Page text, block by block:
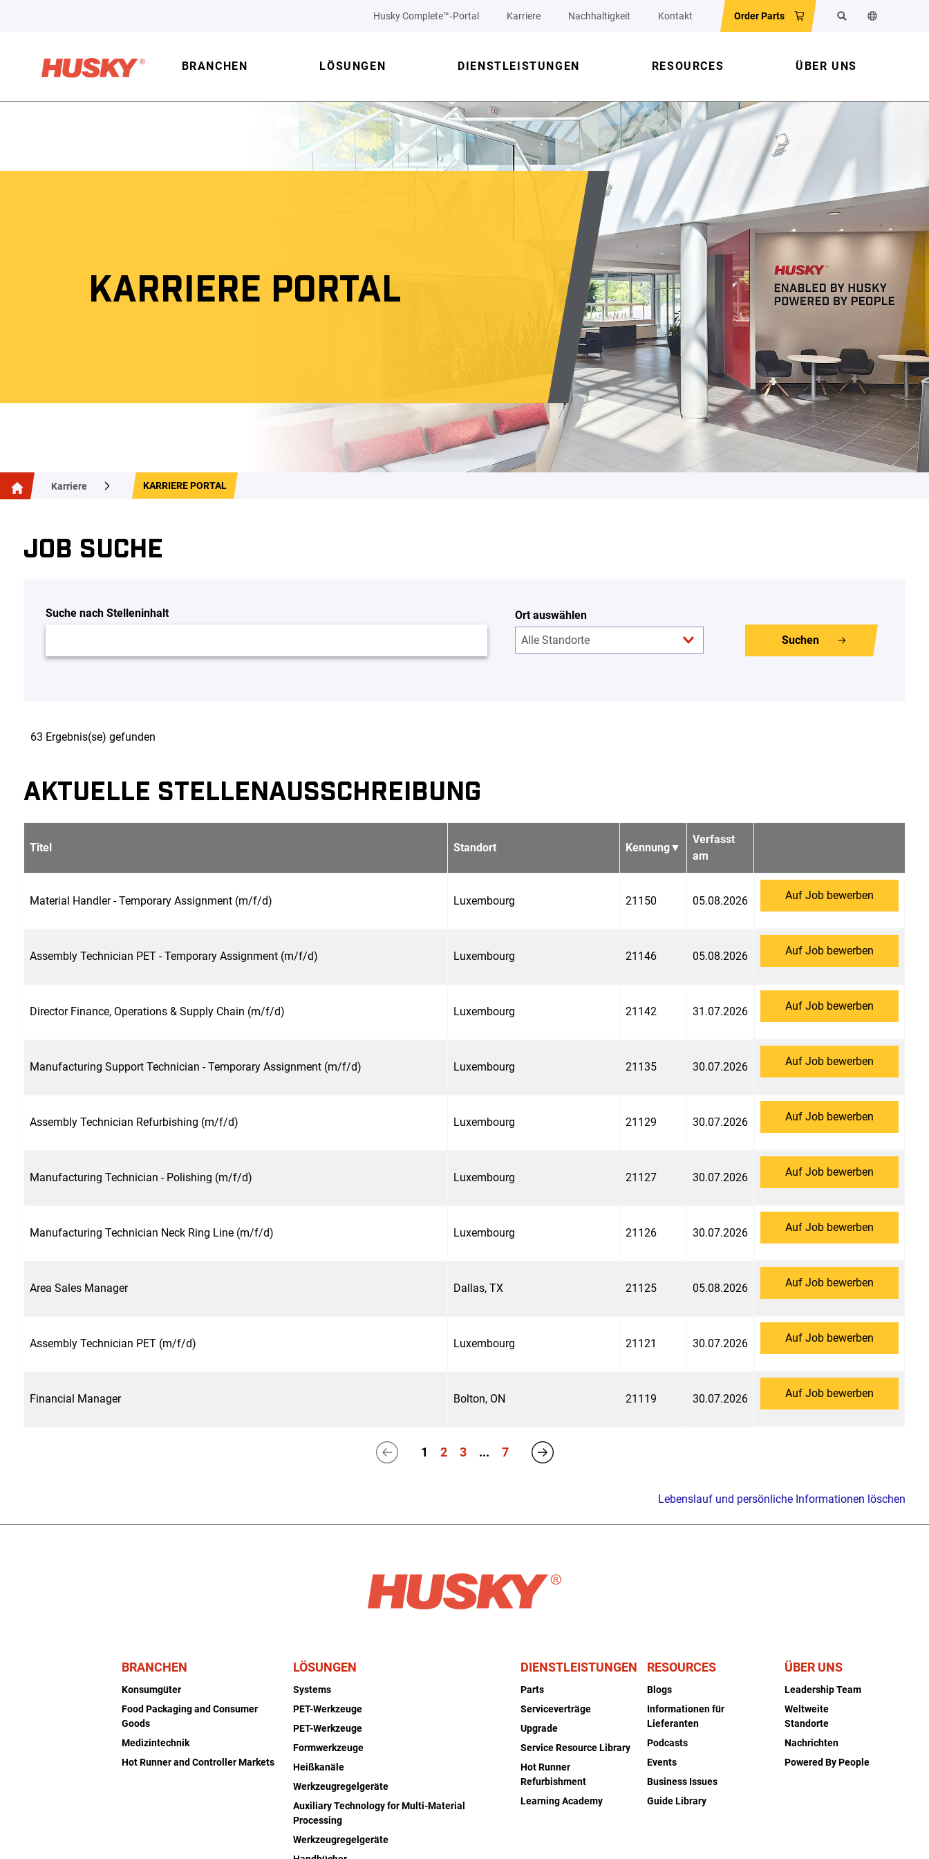
Husky Complete™‑Portal Karriere Nachhaltigkeit Kontakt Order Parts SuchenSprache der
BRANCHEN LÖSUNGEN DIENSTLEISTUNGEN RESOURCES ÜBER UNS
KARRIERE PORTAL
Karriere KARRIERE PORTAL
JOB SUCHE
Suche nach Stelleninhalt
Ort auswählen
Suchen
63 Ergebnis(se) gefunden
AKTUELLE STELLENAUSSCHREIBUNG
Titel Standort Kennung▼
Verfasst
am
Material Handler - Temporary Assignment (m/f/d) Luxembourg 21150 05.08.2026 Auf Job bewerben
Assembly Technician PET - Temporary Assignment (m/f/d) Luxembourg 21146 05.08.2026 Auf Job bewerben
Director Finance, Operations & Supply Chain (m/f/d) Luxembourg 21142 31.07.2026 Auf Job bewerben
Manufacturing Support Technician - Temporary Assignment (m/f/d) Luxembourg 21135 30.07.2026 Auf Job bewerben
Assembly Technician Refurbishing (m/f/d) Luxembourg 21129 30.07.2026 Auf Job bewerben
Manufacturing Technician - Polishing (m/f/d) Luxembourg 21127 30.07.2026 Auf Job bewerben
Manufacturing Technician Neck Ring Line (m/f/d) Luxembourg 21126 30.07.2026 Auf Job bewerben
Area Sales Manager Dallas, TX 21125 05.08.2026 Auf Job bewerben
Assembly Technician PET (m/f/d) Luxembourg 21121 30.07.2026 Auf Job bewerben
Financial Manager Bolton, ON 21119 30.07.2026 Auf Job bewerben
1 2 3 ... 7
Lebenslauf und persönliche Informationen löschen
BRANCHEN
Konsumgüter
Food Packaging and Consumer
Goods
Medizintechnik
Hot Runner and Controller Markets
LÖSUNGEN
Systems
PET-Werkzeuge
PET-Werkzeuge
Formwerkzeuge
Heißkanäle
Werkzeugregelgeräte
Auxiliary Technology for Multi-Material
Processing
Werkzeugregelgeräte
DIENSTLEISTUNGEN
Parts
Serviceverträge
Upgrade
Service Resource Library
Hot Runner
Refurbishment
Learning Academy
RESOURCES
Blogs
Informationen für
Lieferanten
Podcasts
Events
Business Issues
Guide Library
ÜBER UNS
Leadership Team
Weltweite
Standorte
Nachrichten
Powered By People